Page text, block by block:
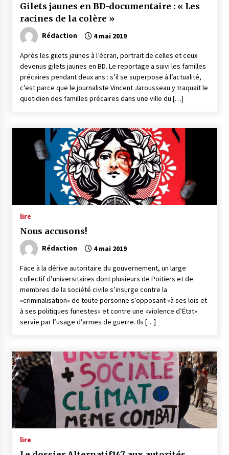
Gilets jaunes en BD-documentaire : « Les
racines de la colère »
Rédaction 4 mai 2019
Après les gilets jaunes à l’écran, portrait de celles et ceux
devenus gilets jaunes en BD. Le reportage a suivi les familles
précaires pendant deux ans : s’il se superpose à l’actualité,
c’est parce que le journaliste Vincent Jarousseau y traquait le
quotidien des familles précaires dans une ville du […]
lire
Nous accusons!
Rédaction 4 mai 2019
Face à la dérive autoritaire du gouvernement, un large
collectif d’universitaires dont plusieurs de Poitiers et de
membres de la société civile s’insurge contre la
«criminalisation» de toute personne s’opposant «à ses lois et
à ses politiques funestes» et contre une «violence d’État»
servie par l’usage d’armes de guerre. Ils […]
lire